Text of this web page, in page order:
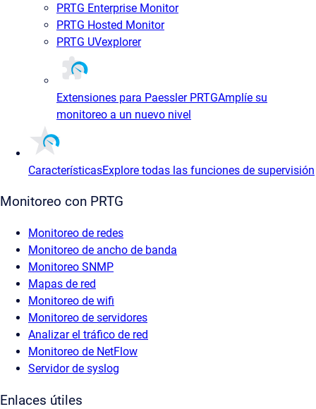
PRTG Enterprise Monitor
PRTG Hosted Monitor
PRTG UVexplorer
Extensiones para Paessler PRTGAmplíe su
monitoreo a un nuevo nivel
CaracterísticasExplore todas las funciones de supervisión
Monitoreo con PRTG
Monitoreo de redes
Monitoreo de ancho de banda
Monitoreo SNMP
Mapas de red
Monitoreo de wifi
Monitoreo de servidores
Analizar el tráfico de red
Monitoreo de NetFlow
Servidor de syslog
Enlaces útiles